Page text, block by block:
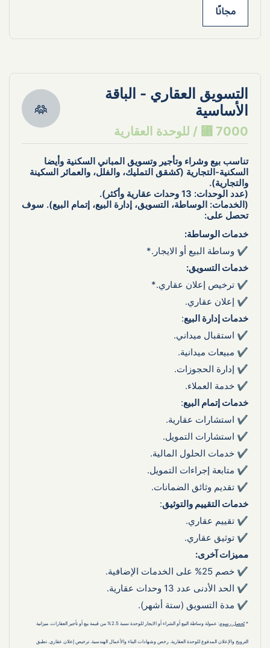
مجانًا
الأساسية
7000 ⃁ / للوحدة العقارية
والتجارية).
(عدد الوحدات: 13 وحدات عقارية وأكثر).
تحصل على:
خدمات الوساطة:
✔ وساطة البيع أو الايجار.*
خدمات التسويق:
✔ ترخيص إعلان عقاري.*
✔ إعلان عقاري.
خدمات إدارة البيع:
✔ استقبال ميداني.
✔ مبيعات ميدانية.
✔ إدارة الحجوزات.
✔ خدمة العملاء.
خدمات إتمام البيع:
✔ استشارات عقارية.
✔ استشارات التمويل.
✔ خدمات الحلول المالية.
✔ متابعة إجراءات التمويل.
✔ تقديم وثائق الضمانات.
خدمات التقييم والتوثيق:
✔ تقييم عقاري.
✔ توثيق عقاري.
مميزات آخرى:
✔ خصم 25% على الخدمات الإضافية.
✔ الحد الأدنى عدد 13 وحدات عقارية.
✔ مدة التسويق (ستة أشهر).
* تًحصل رسوم
❅
❅
❅